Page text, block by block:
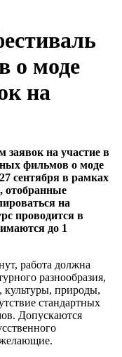
о моде
на
заявок на участие в
фильмов о моде
сентября в рамках
на
проводится в
до 1
работа должна
разнообразия,
культуры, природы,
стандартных
Допускаются
желающие.